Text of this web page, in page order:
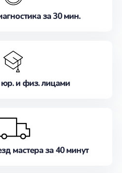
за 30 мин.
юр. и физ. лицами
мастера за 40 минут